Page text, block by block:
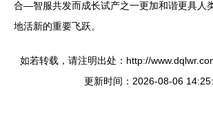
合—智服共发而成长试产之一更加和谐更具人
地活新的重要飞跃。
如若转载，请注明出处：http://
更新时间：2026-08-06